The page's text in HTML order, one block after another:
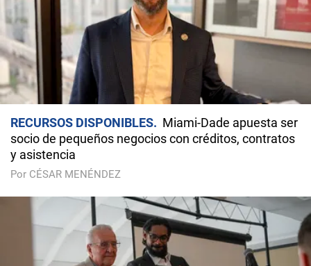
RECURSOS DISPONIBLES
Miami-Dade apuesta ser
socio de pequeños negocios con créditos, contratos
y asistencia
Por CÉSAR MENÉNDEZ